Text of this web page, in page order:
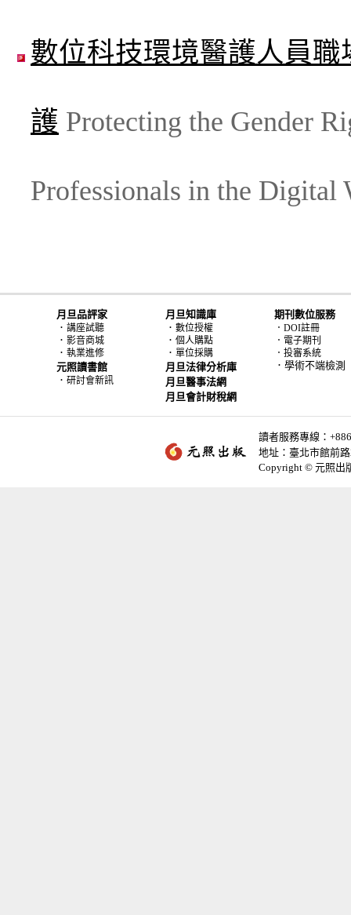
數位科技環境醫護人員職
護 Protecting the Gender
Professionals in the Digital
月旦品評家
． 講座試聽
． 影音商城
． 執業進修
元照讀書館
． 研討會新訊
月旦知識庫
． 數位授權
． 個人購點
． 單位採購
月旦法律分析庫
月旦醫事法網
月旦會計財稅網
期刊數位服務
．DOI註冊
．電子期刊
．投審系統
．學術不端檢測
讀者服務專線：
地址：臺北市館前
Copyright © 元照出